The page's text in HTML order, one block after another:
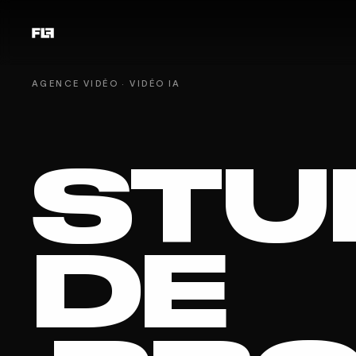
AGENCE VIDÉO · VIDÉO IA
DE